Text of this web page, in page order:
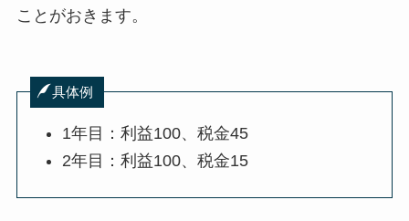
ことがおきます。
具体例
1年目：利益100、税金45
2年目：利益100、税金15